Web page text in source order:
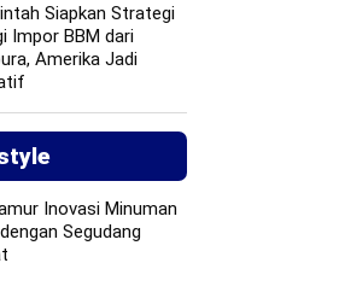
Siapkan Strategi
Impor BBM dari
Amerika Jadi
Inovasi Minuman
Segudang